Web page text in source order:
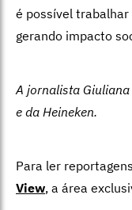
é possível
gerando impacto
A jornalista
e da Heineken.
Para ler
View, a área